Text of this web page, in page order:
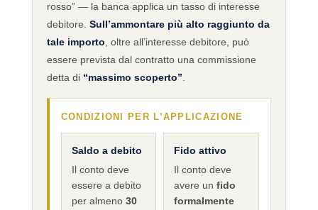
rosso” — la banca applica un tasso di interesse
debitore. Sull’ammontare più alto raggiunto da
tale importo, oltre all’interesse debitore, può
essere prevista dal contratto una commissione
detta di “massimo scoperto”.
CONDIZIONI PER L’APPLICAZIONE
Saldo a debito
Il conto deve
essere a debito
per almeno 30
Fido attivo
Il conto deve
avere unfido
formalmente